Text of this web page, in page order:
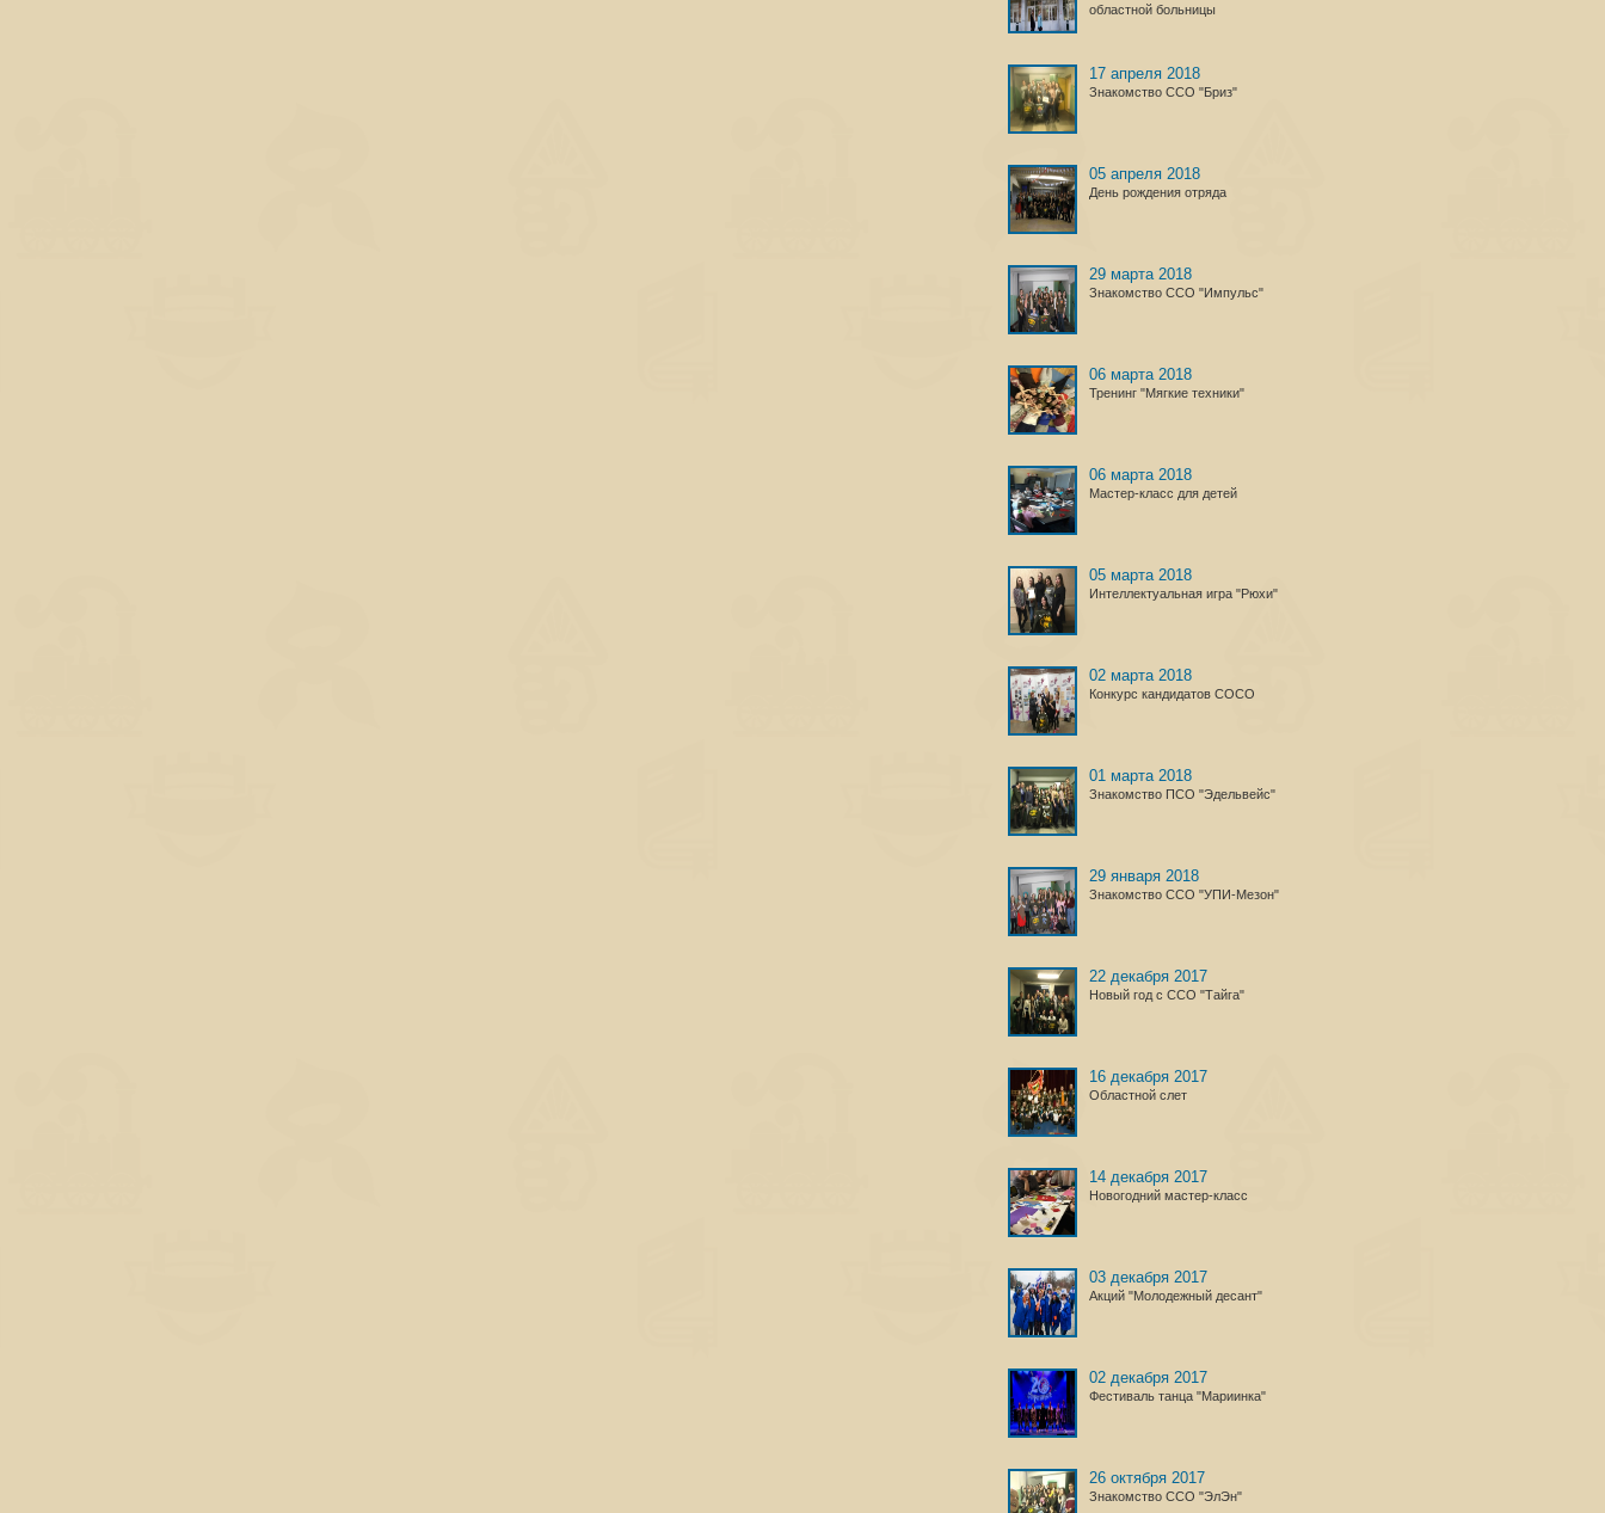
областной больницы
17 апреля 2018
Знакомство ССО "Бриз"
05 апреля 2018
День рождения отряда
29 марта 2018
Знакомство ССО "Импульс"
06 марта 2018
Тренинг "Мягкие техники"
06 марта 2018
Мастер-класс для детей
05 марта 2018
Интеллектуальная игра "Рюхи"
02 марта 2018
Конкурс кандидатов СОСО
01 марта 2018
Знакомство ПСО "Эдельвейс"
29 января 2018
Знакомство ССО "УПИ-Мезон"
22 декабря 2017
Новый год с ССО "Тайга"
16 декабря 2017
Областной слет
14 декабря 2017
Новогодний мастер-класс
03 декабря 2017
Акций "Молодежный десант"
02 декабря 2017
Фестиваль танца "Мариинка"
26 октября 2017
Знакомство ССО "ЭлЭн"